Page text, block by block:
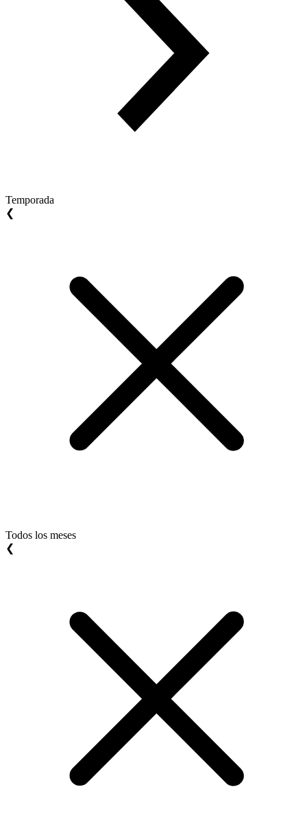
Temporada
❮
Todos los meses
❮